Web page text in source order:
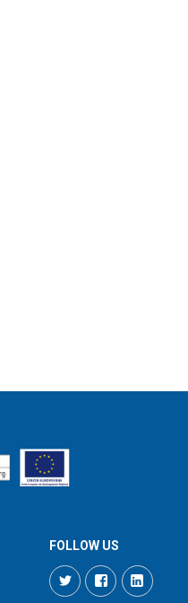
FOLLOW US
TwitterFacebook